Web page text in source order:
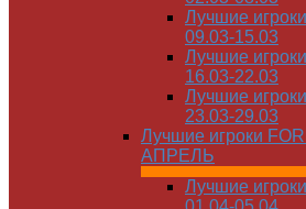
Лучшие
09.03-15.03
Лучшие
16.03-22.03
Лучшие
23.03-29.03
Лучшие игроки
АПРЕЛЬ
Лучшие